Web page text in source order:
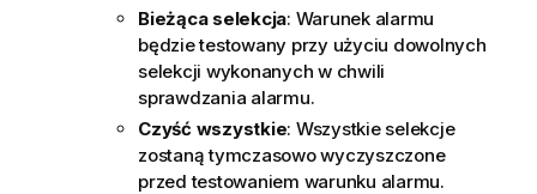
Bieżąca selekcja: Warunek alarmu
będzie testowany przy użyciu dowolnych
selekcji wykonanych w chwili
sprawdzania alarmu.
Czyść wszystkie: Wszystkie selekcje
zostaną tymczasowo wyczyszczone
przed testowaniem warunku alarmu.